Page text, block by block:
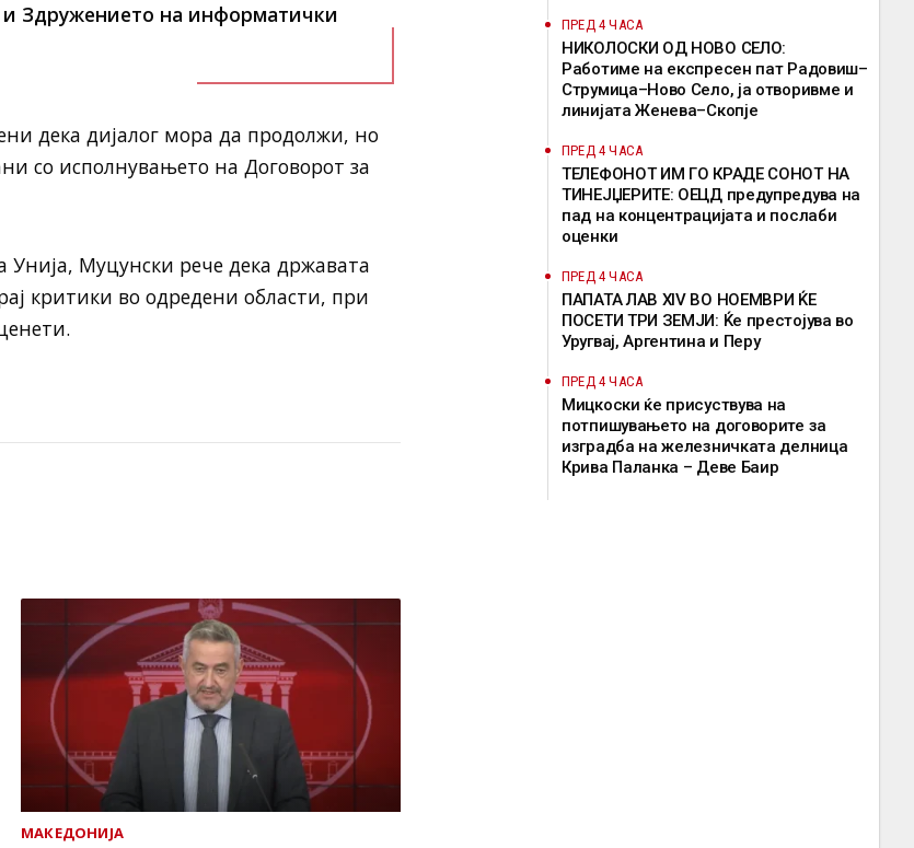
Здружението на информатички
дека дијалог мора да продолжи, но
со исполнувањето на Договорот за
Муцунски рече дека државата
критики во одредени области, при
МАКЕДОНИЈА
ПРЕД 4 ЧАСА
НИКОЛОСКИ ОД НОВО СЕЛО:
Работиме на експресен пат Радовиш–
Струмица–Ново Село, ја отворивме и
линијата Женева–Скопје
ПРЕД 4 ЧАСА
ТЕЛЕФОНОТ ИМ ГО КРАДЕ СОНОТ НА
ТИНЕЈЏЕРИТЕ: ОЕЦД предупредува на
пад на концентрацијата и послаби
оценки
ПРЕД 4 ЧАСА
ПАПАТА ЛАВ XIV ВО НОЕМВРИ ЌЕ
ПОСЕТИ ТРИ ЗЕМЈИ: Ќе престојува во
Уругвај, Аргентина и Перу
ПРЕД 4 ЧАСА
Мицкоски ќе присуствува на
потпишувањето на договорите за
изградба на железничката делница
Крива Паланка – Деве Баир